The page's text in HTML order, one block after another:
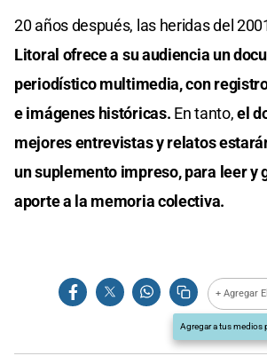
20 años después, las heridas del
Litoral ofrece a su audiencia un
periodístico multimedia, con
e imágenes históricas. En tanto,el
mejores entrevistas y relatos
un suplemento impreso, para leer y
aporte a la memoria colectiva.
+ Agregar
Agregar a tus medios